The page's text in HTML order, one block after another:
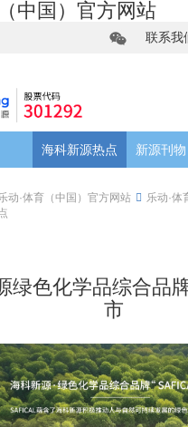
中国）官方网站
联系我
海科新源热点 新源刊物
动·体育（中国）官方网站
乐动·体
绿色化学品综合品
市